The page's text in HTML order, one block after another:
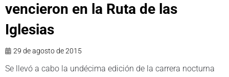
vencieron en la Ruta de las
Iglesias
29 de agosto de 2015
Se llevó a cabo la undécima edición de la carrera nocturna